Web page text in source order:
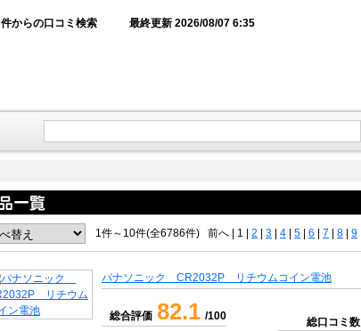
件からの口コミ検索 最終更新 2026/08/07 6:35
1件～10件(全6786件) 前へ 1 | 2 3 4 5 6 7 8 9
パナソニック CR2032P リチウムコイン電池
総合評価 82.1 /100 総口コミ数